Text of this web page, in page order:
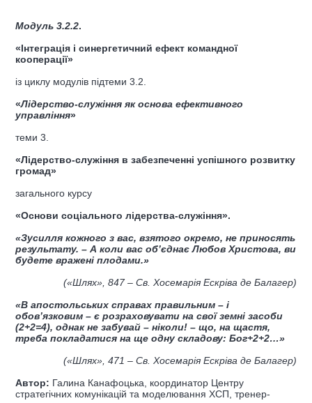
Модуль 3.2.2.
«Інтеграція і синергетичний ефект командної
кооперації»
із циклу модулів підтеми 3.2.
«Лідерство-служіння як основа ефективного
управління»
теми 3.
«Лідерство-служіння в забезпеченні успішного розвитку
громад»
загального курсу
«Основи соціального лідерства-служіння».
«Зусилля кожного з вас, взятого окремо, не приносять
результату. – А коли вас об’єднає Любов Христова, ви
будете вражені плодами.»
(«Шлях», 847– Св. Хосемарія Ескріва де Балагер)
«В апостольських справах правильним – і
обов’язковим – є розраховувати на свої земні засоби
(2+2=4), однак не забувай – ніколи! – що, на щастя,
треба покладатися на ще одну складову: Бог+2+2…»
(«Шлях», 471 – Св. Хосемарія Ескріва де Балагер)
Автор: Галина Канафоцька, координатор Центру
стратегічних комунікацій та моделювання ХСП, тренер-